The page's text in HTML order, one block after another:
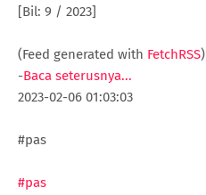
[Bil: 9 / 2023]
(Feed generated with FetchRSS)
-Baca seterusnya...
2023-02-06 01:03:03
#pas
#pas